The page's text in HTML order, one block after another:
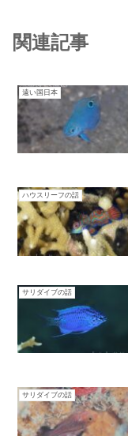
関連記事
遠い国日本
ハウスリーフの話
サリダイブの話
サリダイブの話